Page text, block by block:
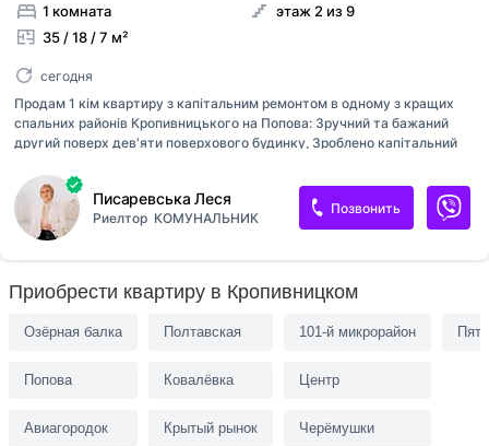
1 комната
35 / 18 / 7 м²
этаж 2 из 9
сегодня
Продам 1 кім квартиру з капітальним ремонтом в одному з кращих
спальних районів Кропивницького на Попова: Зручний та бажаний
другий поверх дев'яти поверхового будинку, Зроблено капітальний
міжкімнатні двері Якісні металопластикові вікна Замінена вся
електропроводка, встановлено автомати та інвектор, Санвузол та
робоча зона кухні у кафелі Вирівняні стіни та підлога в один рівень
Постелено якісний ламінат Натяжні стелі Наявна вбудована шафа
Вбудована кухня із технікою входить у вартість Кондиціонер
Відмінне розташування будинку, все поруч, безліч супермаркетів,
школи, садочки, транспортна розв'язка.
Писаревська Леся
Риелтор КОМУНАЛЬНИК
Позвонить
Приобрести квартиру в Кропивницком
Озёрная балка
Попова
Авиагородок
Полтавская
Ковалёвка
Крытый рынок
101-й микрорайон
Центр
Черёмушки